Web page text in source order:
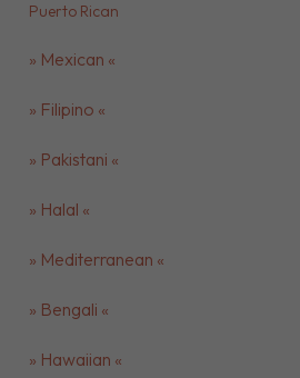
Puerto Rican
» Mexican «
» Filipino «
» Pakistani «
» Halal «
» Mediterranean «
» Bengali «
» Hawaiian «